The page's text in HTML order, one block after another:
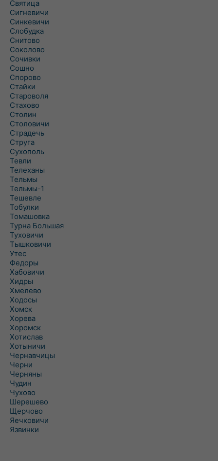
Святица
Сигневичи
Синкевичи
Слобудка
Снитово
Соколово
Сочивки
Сошно
Спорово
Стайки
Староволя
Стахово
Столин
Столовичи
Страдечь
Струга
Сухополь
Тевли
Телеханы
Тельмы
Тельмы-1
Тешевле
Тобулки
Томашовка
Турна Большая
Туховичи
Тышковичи
Утес
Федоры
Хабовичи
Хидры
Хмелево
Ходосы
Хомск
Хорева
Хоромск
Хотислав
Хотыничи
Чернавчицы
Черни
Черняны
Чудин
Чухово
Шерешево
Щерчово
Яечковичи
Язвинки